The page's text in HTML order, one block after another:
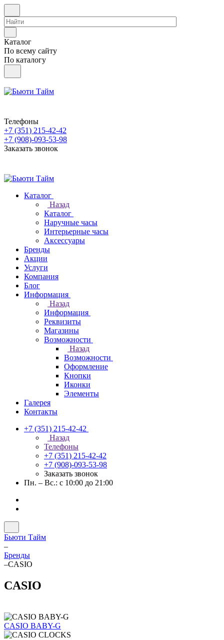
Каталог
По всему сайту
По каталогу
Телефоны
+7 (351) 215-42-42
+7 (908)-093-53-98
Заказать звонок
Каталог
Назад
Каталог
Наручные часы
Интерьерные часы
Аксессуары
Бренды
Акции
Услуги
Компания
Блог
Информация
Назад
Информация
Реквизиты
Магазины
Возможности
Назад
Возможности
Оформление
Кнопки
Иконки
Элементы
Галерея
Контакты
+7 (351) 215-42-42
Назад
Телефоны
+7 (351) 215-42-42
+7 (908)-093-53-98
Заказать звонок
Пн. – Вс.: с 10:00 до 21:00
Бьюти Тайм
–
Бренды
–CASIO
CASIO
CASIO BABY-G